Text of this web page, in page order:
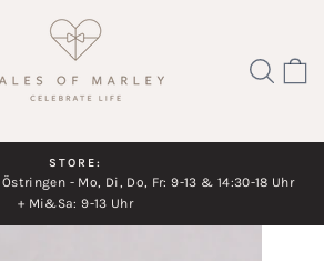
Diashow
STORE:
- Mo, Di, Do, Fr: 9-13 & 14:30-18 Uhr
+ Mi&Sa: 9-13 Uhr